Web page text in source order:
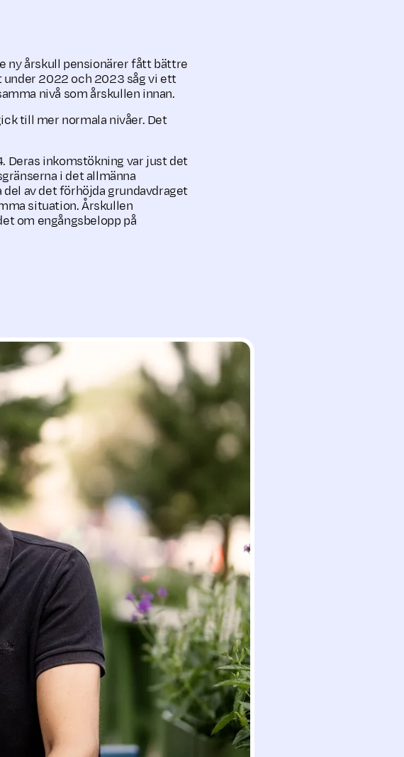
ny årskull pensionärer fått bättre
2022 och 2023 såg vi ett
nivå som årskullen innan.
till mer normala nivåer. Det
Deras inkomstökning var just det
i det allmänna
av det förhöjda grundavdraget
situation. Årskullen
om engångsbelopp på